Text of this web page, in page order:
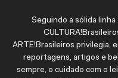
Seguindo a sólida
ARTE!Brasileiros privilegia,
reportagens, artigos e
sempre, o cuidado com o